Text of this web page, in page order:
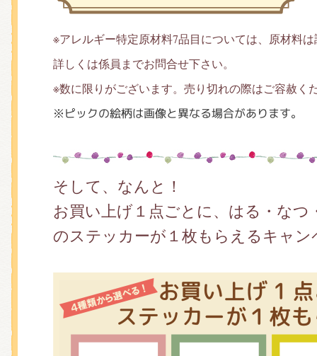
※アレルギー特定原材料7品目については、原材料
詳しくは係員までお問合せ下さい。
※数に限りがございます。売り切れの際はご容赦く
※ピックの絵柄は画像と異なる場合があります。
そして、なんと！
お買い上げ１点ごとに、はる・な
のステッカーが１枚もらえるキャン